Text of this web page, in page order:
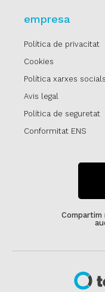
empresa
Política de privacitat
Cookies
Política xarxes socials
Avis legal
Política de seguretat
Conformitat ENS